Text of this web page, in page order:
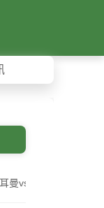
曼vs利物浦